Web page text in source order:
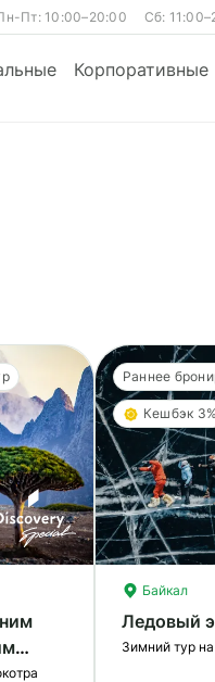
Пт: 10:00–20:00 Сб:
Корпоративные
Раннее
Кешбэк 3%
Байкал
Ледовый
Зимний тур